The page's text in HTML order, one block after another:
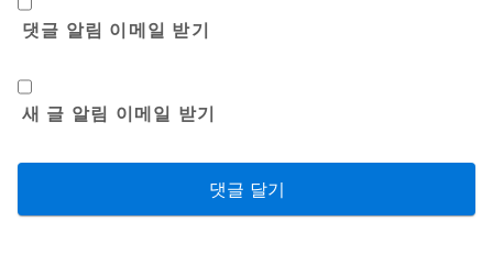
댓글 알림 이메일 받기
새 글 알림 이메일 받기